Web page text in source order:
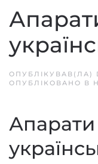
ОПУБЛІКУВАВ(ЛА)
ОПУБЛІКОВАНО В
Апарати